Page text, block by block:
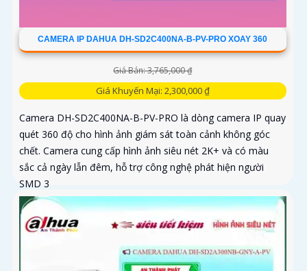
CAMERA IP DAHUA DH-SD2C400NA-B-PV-PRO XOAY 360
Giá Bán: 3,765,000 ₫
Giá Khuyến Mại: 2,300,000 ₫
Camera DH-SD2C400NA-B-PV-PRO là dòng camera IP quay
quét 360 độ cho hình ảnh giám sát toàn cảnh không góc
chết. Camera cung cấp hình ảnh siêu nét 2K+ và có màu
sắc cả ngày lẫn đêm, hỗ trợ công nghệ phát hiện người
SMD 3